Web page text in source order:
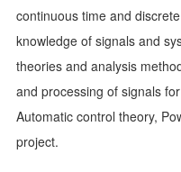
continuous time and
knowledge of signals and
theories and analysis
and processing of signals
Automatic control theory,
project.